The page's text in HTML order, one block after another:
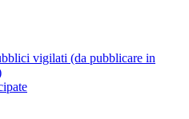
vigilati (da pubblicare in